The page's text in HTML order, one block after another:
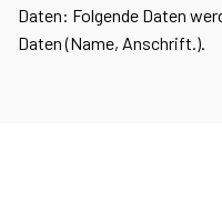
Daten: Folgende Daten
Daten (Name, Anschrift.).